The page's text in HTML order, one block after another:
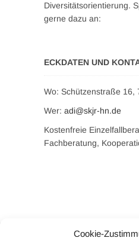
Cookie-
Diversitätsorientierung.
gerne dazu an:
ECKDATEN UND
Wo: Schützenstraße 16,
Wer: adi@skjr-hn.de
Kostenfreie
Fachberatung,